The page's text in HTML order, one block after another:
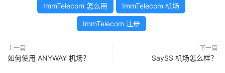
ImmTelecom 怎么用 ImmTelecom 机场
ImmTelecom 注册
上一篇
如何使用 ANYWAY 机场？
下一篇
SaySS 机场怎么样？